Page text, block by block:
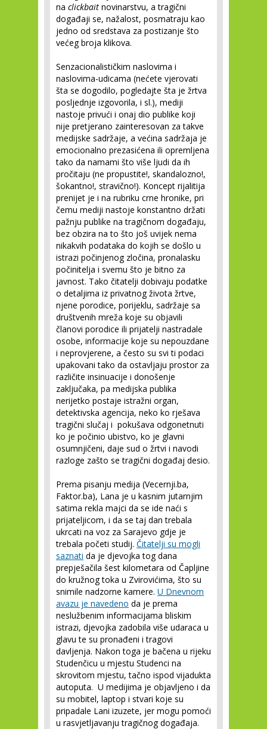
na clickbait novinarstvu, a tragični
događaji se, nažalost, posmatraju kao
jedno od sredstava za postizanje što
većeg broja klikova.
Senzacionalističkim naslovima i
naslovima-udicama (nećete vjerovati
šta se dogodilo, pogledajte šta je žrtva
posljednje izgovorila, i sl.), mediji
nastoje privući i onaj dio publike koji
nije pretjerano zainteresovan za takve
medijske sadržaje, a većina sadržaja je
emocionalno prezasićena ili opremljena
tako da namami što više ljudi da ih
pročitaju (ne propustite!, skandalozno!,
šokantno!, stravično!). Koncept rijalitija
prenijet je i na rubriku crne hronike, pri
čemu mediji nastoje konstantno držati
pažnju publike na tragičnom događaju,
bez obzira na to što još uvijek nema
nikakvih podataka do kojih se došlo u
istrazi počinjenog zločina, pronalasku
počinitelja i svemu što je bitno za
javnost. Tako čitatelji dobivaju podatke
o detaljima iz privatnog života žrtve,
njene porodice, porijeklu, sadržaje sa
društvenih mreža koje su objavili
članovi porodice ili prijatelji nastradale
osobe, informacije koje su nepouzdane
i neprovjerene, a često su svi ti podaci
upakovani tako da ostavljaju prostor za
različite insinuacije i donošenje
zaključaka, pa medijska publika
nerijetko postaje istražni organ,
detektivska agencija, neko ko rješava
tragični slučaj i pokušava odgonetnuti
ko je počinio ubistvo, ko je glavni
osumnjičeni, daje sud o žrtvi i navodi
razloge zašto se tragični događaj desio.
Prema pisanju medija (Vecernji.ba,
Faktor.ba), Lana je u kasnim jutarnjim
satima rekla majci da se ide naći s
prijateljicom, i da se taj dan trebala
ukrcati na voz za Sarajevo gdje je
trebala početi studij. Čitatelji su mogli
saznati da je djevojka tog dana
prepješačila šest kilometara od Čapljine
do kružnog toka u Zvirovićima, što su
snimile nadzorne kamere. U Dnevnom
avazu je navedeno da je prema
neslužbenim informacijama bliskim
istrazi, djevojka zadobila više udaraca u
glavu te su pronađeni i tragovi
davljenja. Nakon toga je bačena u rijeku
Studenčicu u mjestu Studenci na
skrovitom mjestu, tačno ispod vijadukta
autoputa. U medijima je objavljeno i da
su mobitel, laptop i stvari koje su
pripadale Lani izuzete, jer mogu pomoći
u rasvjetljavanju tragičnog događaja.